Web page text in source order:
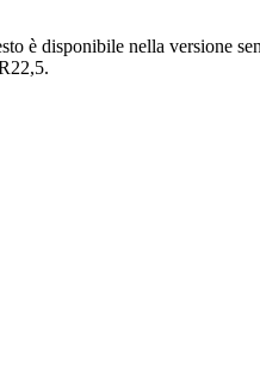
è disponibile nella versione